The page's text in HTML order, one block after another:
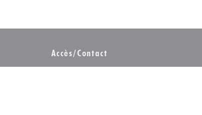
Accès/Contact